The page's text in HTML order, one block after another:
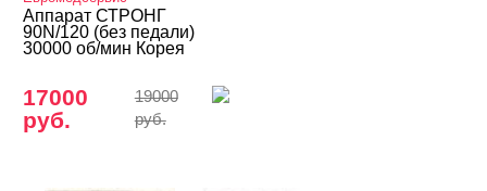
Аппарат СТРОНГ
90N/120 (без педали)
30000 об/мин Корея
17000
руб.
19000
руб.